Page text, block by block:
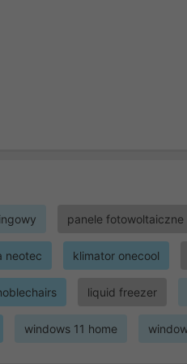
panele fotowoltaiczne
neotec klimator onecool
liquid freezer
windows 11 home